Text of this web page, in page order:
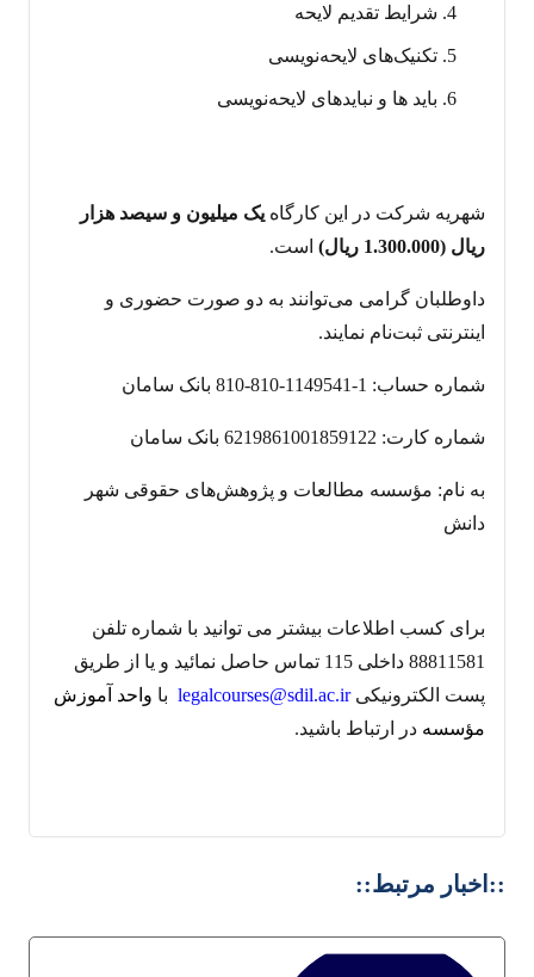
شرایط تقدیم لایحه
تکنیک‌های لایحه‌نویسی
باید ها و نبایدهای لایحه‌نویسی
شهریه‌ شرکت در این کارگاه یک میلیون و سیصد هزار
ریال (1.300.000 ریال)
است.
داوطلبان گرامی می‌توانند به دو صورت حضوری و
اینترنتی ثبت‌نام نمایند.
شماره حساب: 1-1149541-810-810 بانک سامان
شماره کارت: 6219861001859122 بانک سامان
به نام: مؤسسه مطالعات و پژوهش‌های حقوقی شهر
دانش
برای کسب اطلاعات بیشتر می توانید با شماره تلفن
88811581 داخلی 115 تماس حاصل نمائید و یا از طریق
پست الکترونیکیlegalcourses@sdil.ac.ir با واحد آموزش
مؤسسه در ارتباط باشید.
::اخبار مرتبط::